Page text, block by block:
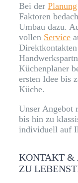
Bei der Planung
Faktoren
Umbau dazu.
vollen Service
Direktkontakten
Küchenplaner
ersten Idee bis
Küche.
Unser Angebot
bis hin zu
individuell auf
KONTAKT &
ZU